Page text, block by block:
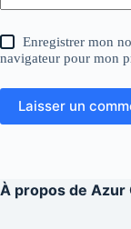
Enregistrer mon
navigateur pour mon
Laisser un
À propos de Azur